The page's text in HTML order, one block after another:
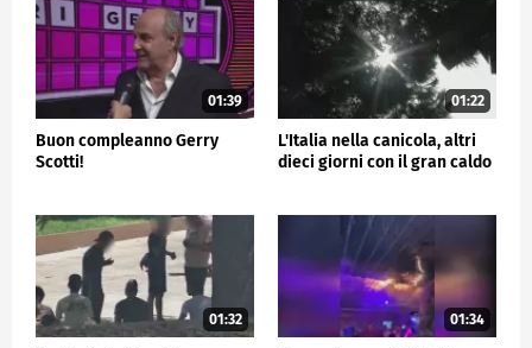
01:39
Buon compleanno Gerry
Scotti!
01:22
L'Italia nella canicola, altri
dieci giorni con il gran caldo
01:32 01:34